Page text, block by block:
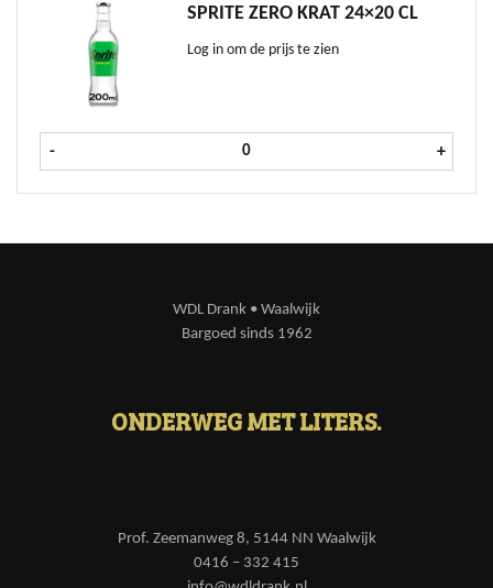
SPRITE ZERO KRAT 24×20 CL
Log in om de prijs te zien
- Sprite Zero krat 24x20 cl aantal
+
WDL Drank • Waalwijk
Bargoed sinds 1962
ONDERWEG MET LITERS.
Prof. Zeemanweg 8, 5144 NN Waalwijk
0416 – 332 415